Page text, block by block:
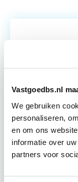
Vastgoedbs.nl
We gebruiken
personaliseren,
en om ons
informatie over
partners voor
verbeteren.
komen
Utrecht